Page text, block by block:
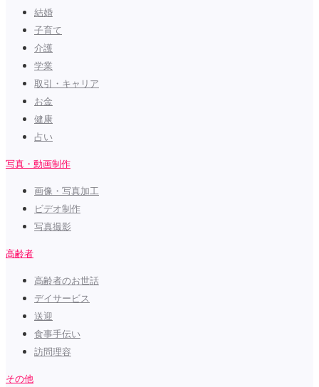
結婚
子育て
介護
学業
取引・キャリア
お金
健康
占い
写真・動画制作
画像・写真加工
ビデオ制作
写真撮影
高齢者
高齢者のお世話
デイサービス
送迎
食事手伝い
訪問理容
その他